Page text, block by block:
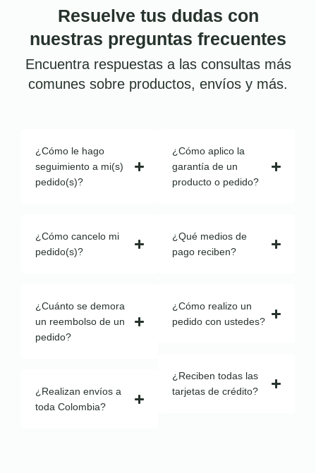
Resuelve tus dudas con
nuestras preguntas frecuentes
Encuentra respuestas a las consultas más
comunes sobre productos, envíos y más.
¿Cómo le hago
seguimiento a mi(s)
pedido(s)?
¿Cómo cancelo mi
pedido(s)?
¿Cuánto se demora
un reembolso de un
pedido?
¿Realizan envíos a
toda Colombia?
¿Cómo aplico la
garantía de un
producto o pedido?
¿Qué medios de
pago reciben?
¿Cómo realizo un
pedido con ustedes?
¿Reciben todas las
tarjetas de crédito?